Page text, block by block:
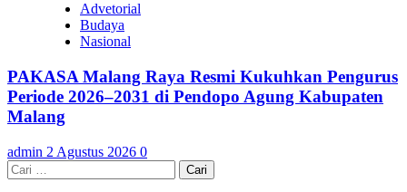
Advetorial
Budaya
Nasional
PAKASA Malang Raya Resmi Kukuhkan Pengurus
Periode 2026–2031 di Pendopo Agung Kabupaten
Malang
admin 2 Agustus 2026 0
Cari
untuk: